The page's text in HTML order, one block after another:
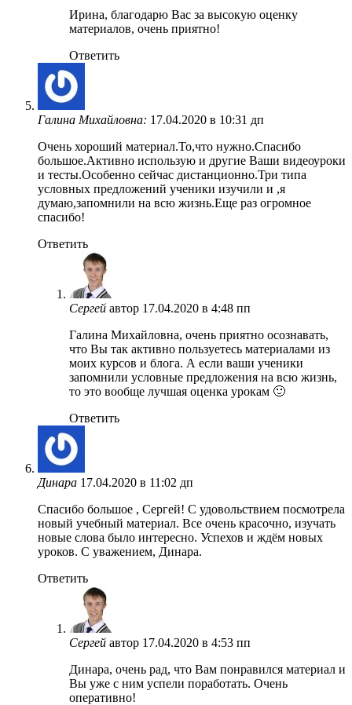
Ирина, благодарю Вас за высокую оценку
материалов, очень приятно!
Ответить
Галина Михайловна: 17.04.2020 в 10:31 дп
Очень хороший материал.То,что нужно.Спасибо
большое.Активно использую и другие Ваши видеоуроки
и тесты.Особенно сейчас дистанционно.Три типа
условных предложений ученики изучили и ,я
думаю,запомнили на всю жизнь.Еще раз огромное
спасибо!
Ответить
Сергей автор 17.04.2020 в 4:48 пп
Галина Михайловна, очень приятно осознавать,
что Вы так активно пользуетесь материалами из
моих курсов и блога. А если ваши ученики
запомнили условные предложения на всю жизнь,
то это вообще лучшая оценка урокам 🙂
Ответить
Динара 17.04.2020 в 11:02 дп
Спасибо большое , Сергей! С удовольствием посмотрела
новый учебный материал. Все очень красочно, изучать
новые слова было интересно. Успехов и ждём новых
уроков. С уважением, Динара.
Ответить
Сергей автор 17.04.2020 в 4:53 пп
Динара, очень рад, что Вам понравился материал и
Вы уже с ним успели поработать. Очень
оперативно!